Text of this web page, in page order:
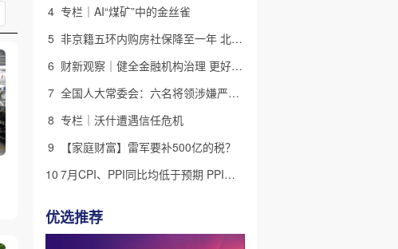
4 专栏｜AI“煤矿”中的金丝雀
5
非京籍五环内购房社保降至一年 北京市公积金最高可贷340万元
6
财新观察｜健全金融机构治理 更好服务高质量发展
7
全国人大常委会：六名将领涉嫌严重违纪违法 被罢免全国人大代表
8 专栏｜沃什遭遇信任危机
9
【家庭财富】雷军要补500亿的税？
10
7月CPI、PPI同比均低于预期 PPI同比结束持续改善、高位回落
优选推荐